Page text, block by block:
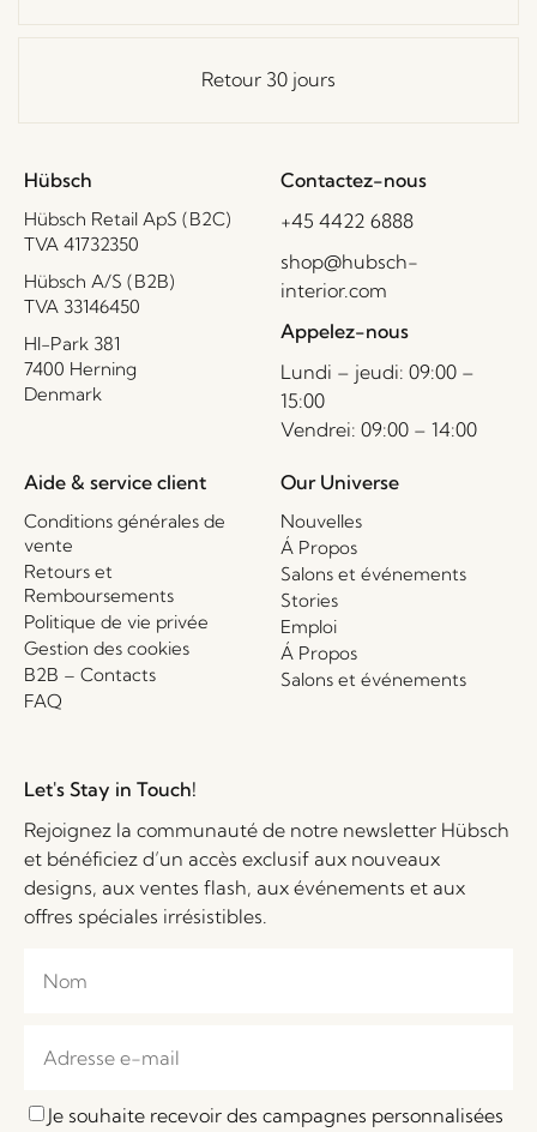
Retour 30 jours
Hübsch
Hübsch Retail ApS (B2C)
TVA 41732350
Hübsch A/S (B2B)
TVA 33146450
HI-Park 381
7400 Herning
Denmark
Contactez-nous
+45 4422 6888
shop@hubsch-
interior.com
Appelez-nous
Lundi – jeudi: 09:00 –
15:00
Vendrei: 09:00 – 14:00
Aide & service client
Conditions générales de
vente
Retours et
Remboursements
Politique de vie privée
Gestion des cookies
B2B – Contacts
FAQ
Our Universe
Nouvelles
Á Propos
Salons et événements
Stories
Emploi
Á Propos
Salons et événements
Let's Stay in Touch!
Rejoignez la communauté de notre newsletter Hübsch
et bénéficiez d’un accès exclusif aux nouveaux
designs, aux ventes flash, aux événements et aux
offres spéciales irrésistibles.
Je souhaite recevoir des campagnes personnalisées